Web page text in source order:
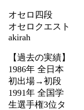
オセロ四段
オセロクエスト
akirah
【過去の実績】
1986年 全日本
初出場→初段
1991年 全国学
生選手権3位タ